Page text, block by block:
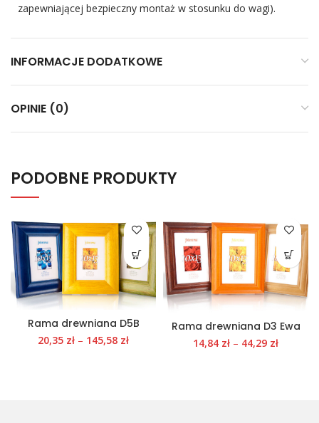
zapewniającej bezpieczny montaż w stosunku do wagi).
INFORMACJE DODATKOWE
OPINIE (0)
PODOBNE PRODUKTY
Rama drewniana D5B
20,35 zł – 145,58 zł
Rama drewniana D3 Ewa
14,84 zł – 44,29 zł